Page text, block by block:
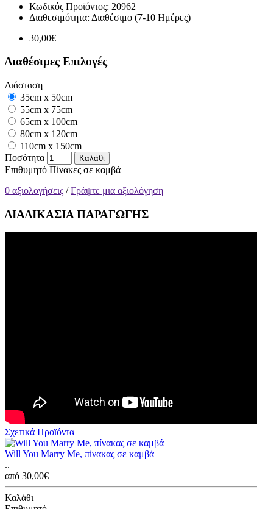
Κωδικός Προϊόντος: 20962
Διαθεσιμότητα: Διαθέσιμο (7-10 Ημέρες)
30,00€
Διαθέσιμες Επιλογές
Διάσταση
35cm x 50cm
55cm x 75cm
65cm x 100cm
80cm x 120cm
110cm x 150cm
Ποσότητα
Καλάθι
Επιθυμητό Πίνακες σε καμβά
0 αξιολογήσεις /Γράψτε μια αξιολόγηση
ΔΙΑΔΙΚΑΣΙΑ ΠΑΡΑΓΩΓΗΣ
Σχετικά Προϊόντα
Will You Marry Me, πίνακας σε καμβά
..
από 30,00€
Καλάθι